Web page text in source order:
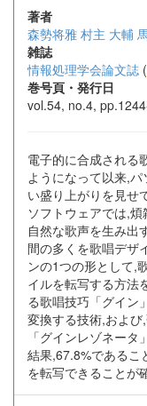
著者
森勢将雅 村主 大輔
雑誌
情報処理学会論文誌 (
巻号頁・発行日
vol.54, no.4,
電子的に合成される
ようになって以来,
い盛り上がりを見せ
ソフトウェアでは,
自然な歌声を生み出
間の多くを歌唱デザ
ンの1つの形として,
イルを転写する方法
る歌唱技巧「グイン
変換する技術,およ
「グインレゾネー
結果,67.8%であるこ
を転写できることが